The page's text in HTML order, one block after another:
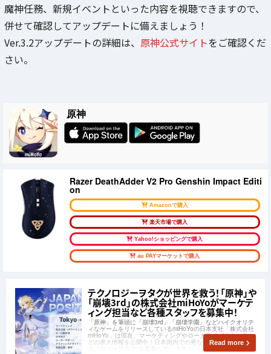
魔神任務、新規イベントといった内容を視聴できますので、
併せて確認してアップデートに備えましょう！
Ver.3.2アップデートの詳細は、 原神公式サイトをご確認くだ
さい。
原神
Razer DeathAdder V2 Pro Genshin Impact Editi
on
Amazonで購入
楽天市場で購入
Yahoo!ショッピングで購入
au PAYマーケットで購入
テクノロジーヲタクが世界を救う！「原神」や
「崩壊3rd」の株式会社miHoYoがマーケテ
ィング担当など各種スタッフを募集中！
「原神」を筆頭に「崩壊3rd」「崩壊学園」などハイクオリテ
ィなゲームをリリースしているmiHoYoの日本支社「株式会社
miHoYo」は現在、マーケティングやローカライズスタッフな
どの求人情報を公開中！日本国内での更なる展開に向けて"テ
Read more